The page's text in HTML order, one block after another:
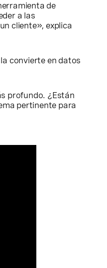
de
a las
cliente», explica
convierte en datos
profundo. ¿Están
pertinente para